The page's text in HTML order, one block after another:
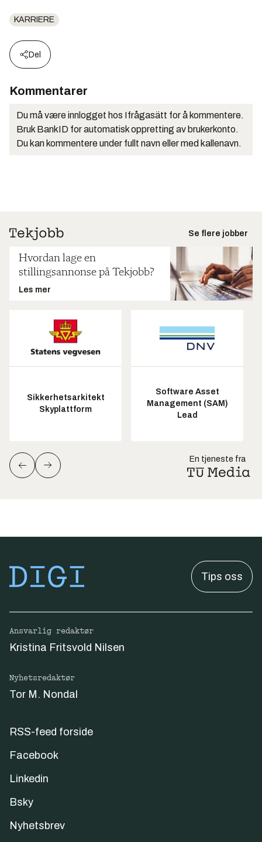
KARRIERE
Del
Kommentarer
Du må være innlogget hos Ifrågasätt for å kommentere.
Bruk BankID for automatisk oppretting av brukerkonto.
Du kan kommentere under fullt navn eller med kallenavn.
Se flere jobber
Hvordan lage en
stillingsannonse på Tekjobb?
Les mer
Sikkerhetsarkitekt
Skyplattform
Software Asset
Management (SAM)
Lead
En tjeneste fra
Tips oss
Ansvarlig redaktør
Kristina Fritsvold Nilsen
Nyhetsredaktør
Tor M. Nondal
RSS-feed forside
Facebook
Linkedin
Bsky
Nyhetsbrev